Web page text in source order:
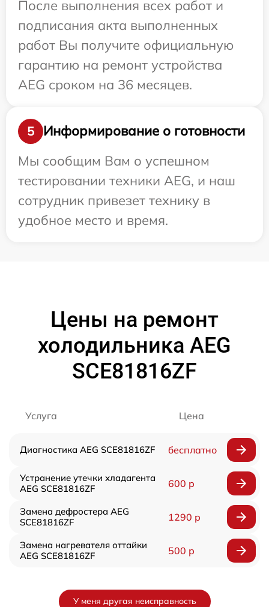
После выполнения всех работ и
подписания акта выполненных
работ Вы получите официальную
гарантию на ремонт устройства
AEG сроком на 36 месяцев.
5
Информирование о готовности
Мы сообщим Вам о успешном
тестировании техники AEG, и наш
сотрудник привезет технику в
удобное место и время.
Цены на ремонт
холодильника AEG
SCE81816ZF
Услуга Цена
Диагностика AEG SCE81816ZF бесплатно
Устранение утечки хладагента
AEG SCE81816ZF
600 р
Замена дефростера AEG
SCE81816ZF
1290 р
Замена нагревателя оттайки
AEG SCE81816ZF
500 р
У меня другая неисправность